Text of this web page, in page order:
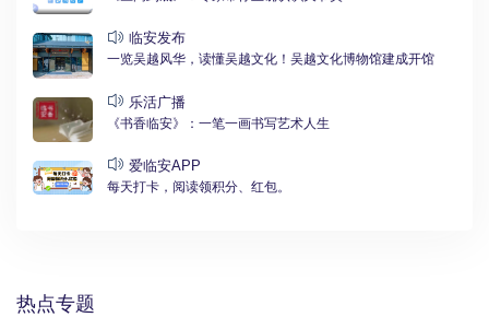
临安发布
一览吴越风华，读懂吴越文化！吴越文化博物馆建成开馆
乐活广播
《书香临安》：一笔一画书写艺术人生
爱临安APP
每天打卡，阅读领积分、红包。
热点专题